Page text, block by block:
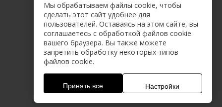
Политика конфиденциальности
Пользовательское соглашение
Соглашение о защите персональных данных
Договор-оферта
2026 OASE.SU Компания ГОЛЬФСТРИМ
Все права защищены
.
Мы обрабатываем файлы cookie, чтобы
сделать этот сайт удобнее для
пользователей. Оставаясь на этом сайте, вы
соглашаетесь с обработкой файлов cookie
вашего браузера. Вы также можете
запретить обработку некоторых типов
файлов cookie.
Принять все Настройки